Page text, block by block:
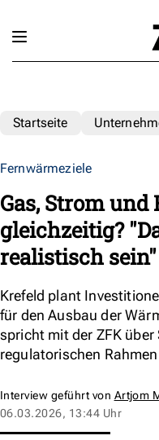
Startseite
Fernwärmeziele
Gas, Strom
gleichzeitig?
realistisch sein"
Krefeld plant
für den Ausbau der
spricht mit der ZFK
regulatorischen
Interview geführt von Artjom
06.03.2026, 13:44 Uhr